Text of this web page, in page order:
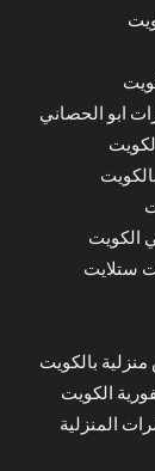
ابو الحصاني
الكويت
ستلايت
بالكويت
الكويت
المنزلية